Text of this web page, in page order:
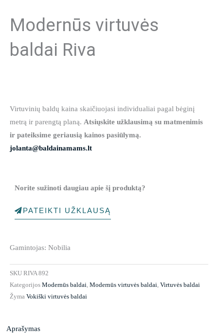
Modernūs virtuvės
baldai Riva
Virtuvinių baldų kaina skaičiuojasi individualiai pagal bėginį
metrą ir parengtą planą. Atsiųskite užklausimą su matmenimis
ir pateiksime geriausią kainos pasiūlymą.
jolanta@baldainamams.lt
Norite sužinoti daugiau apie šį produktą?
PATEIKTI UŽKLAUSĄ
Gamintojas: Nobilia
SKU RIVA 892
Kategorijos Modernūs baldai, Modernūs virtuvės baldai, Virtuvės baldai
Žyma Vokiški virtuvės baldai
Aprašymas